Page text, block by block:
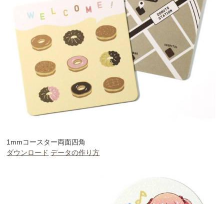
1mmコースター両面四角
ダウンロード データの作り方